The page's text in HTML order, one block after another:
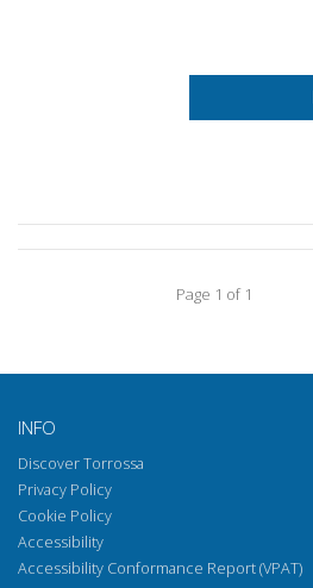
Page 1 of 1
INFO
Discover Torrossa
Privacy Policy
Cookie Policy
Accessibility
Accessibility Conformance Report (VPAT)